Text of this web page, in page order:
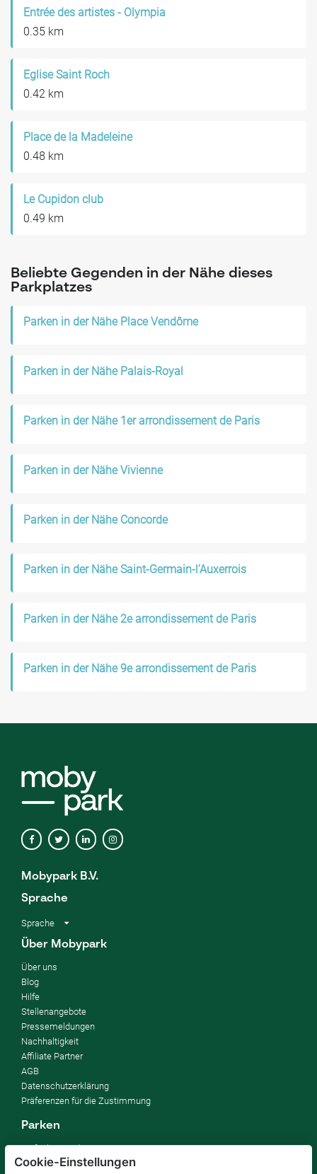
Entrée des artistes - Olympia
0.35 km
Eglise Saint Roch
0.42 km
Place de la Madeleine
0.48 km
Le Cupidon club
0.49 km
Beliebte Gegenden in der Nähe dieses
Parkplatzes
Parken in der Nähe Place Vendôme
Parken in der Nähe Palais-Royal
Parken in der Nähe 1er arrondissement de Paris
Parken in der Nähe Vivienne
Parken in der Nähe Concorde
Parken in der Nähe Saint-Germain-l'Auxerrois
Parken in der Nähe 2e arrondissement de Paris
Parken in der Nähe 9e arrondissement de Paris
Cookie-Einstellungen
Mobypark B.V.
Sprache
Sprache
Über Mobypark
Über uns
Blog
Hilfe
Stellenangebote
Pressemeldungen
Nachhaltigkeit
Affiliate Partner
AGB
Datenschutzerklärung
Präferenzen für die Zustimmung
Parken
So funktioniert's
FAQ